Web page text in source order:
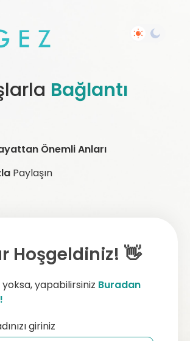
Bağlantı
Önemli Anları
Paylaşın
Hoşgeldiniz! 👋
yoksa, yapabilirsiniz Buradan
giriniz